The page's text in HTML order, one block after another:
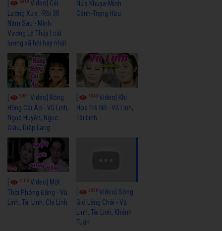
6318 Video] Cải
Lương Xưa : Rồi 30
Năm Sau - Minh
Vương Lệ Thủy | cải
lương xã hội hay nhất
Nửa Khuya-Minh
Cảnh-Trọng Hữu
9051 Video] Bông
Hồng Cài Áo - Vũ Linh,
Ngọc Huyền, Ngọc
Giàu, Diệp Lang
7343Video] Khi
Hoa Trà Nở - Vũ Linh,
Tài Linh
4108 Video] Một
Thời Phóng Đãng - Vũ
Linh, Tài Linh, Chí Linh
3656Video] Sóng
Gió Làng Chài - Vũ
Linh, Tài Linh, Khánh
Tuấn